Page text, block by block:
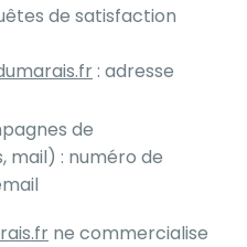
de satisfaction
: adresse
de
mail) : numéro de
ne commercialise